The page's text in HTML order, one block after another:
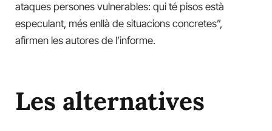
ataques persones vulnerables: qui té pisos està
especulant, més enllà de situacions concretes”,
afirmen les autores de l’informe.
Les alternatives